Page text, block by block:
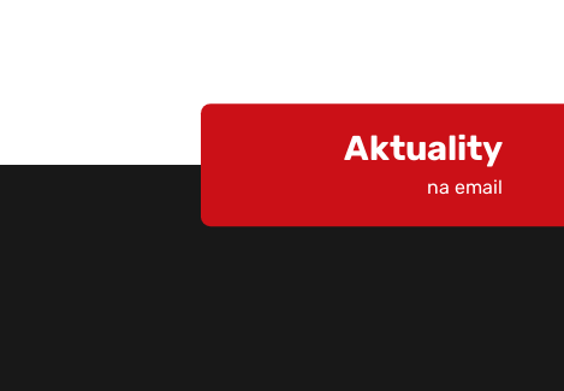
Aktuality
na email